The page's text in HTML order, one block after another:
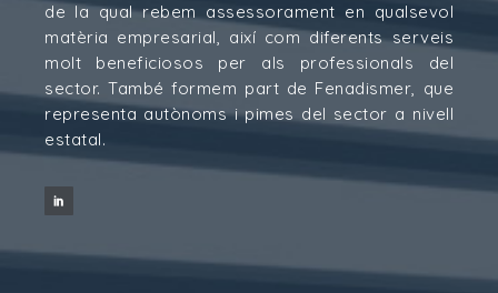
de la qual rebem assessorament en qualsevol
matèria empresarial, així com diferents serveis
molt beneficiosos per als professionals del
sector. També formem part de Fenadismer, que
representa autònoms i pimes del sector a nivell
estatal.